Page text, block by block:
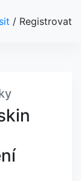
/ Registrovat